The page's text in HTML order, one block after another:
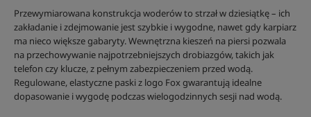
Przewymiarowana konstrukcja woderów to strzał w dziesiątkę – ich
zakładanie i zdejmowanie jest szybkie i wygodne, nawet gdy karpiarz
ma nieco większe gabaryty. Wewnętrzna kieszeń na piersi pozwala
na przechowywanie najpotrzebniejszych drobiazgów, takich jak
telefon czy klucze, z pełnym zabezpieczeniem przed wodą.
Regulowane, elastyczne paski z logo Fox gwarantują idealne
dopasowanie i wygodę podczas wielogodzinnych sesji nad wodą.